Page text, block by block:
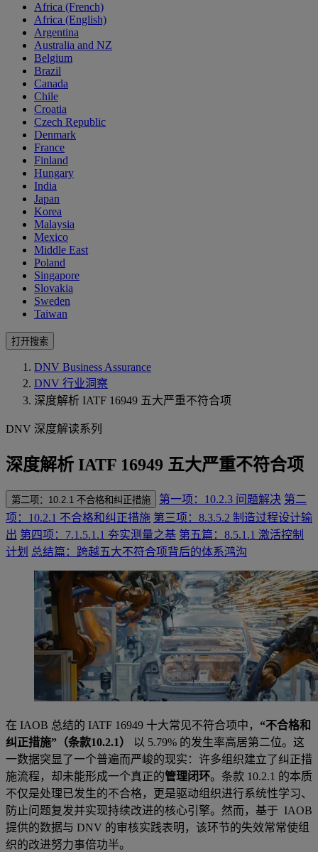
Africa (French)
Africa (English)
Argentina
Australia and NZ
Belgium
Brazil
Canada
Chile
Croatia
Czech Republic
Denmark
France
Finland
Hungary
India
Japan
Korea
Malaysia
Mexico
Middle East
Poland
Singapore
Slovakia
Sweden
Taiwan
打开搜索
DNV Business Assurance
DNV 行业洞察
深度解析 IATF 16949 五大严重不符合项
DNV 深度解读系列
深度解析 IATF 16949 五大严重不符合项
第二项：10.2.1 不合格和纠正措施 第一项：10.2.3 问题解决 第二
项：10.2.1 不合格和纠正措施 第三项：8.3.5.2 制造过程设计输
出 第四项：7.1.5.1.1 夯实测量之基 第五篇：8.5.1.1 激活控制
计划 总结篇：跨越五大不符合项背后的体系鸿沟
在 IAOB 总结的 IATF 16949 十大常见不符合项中， “不合格和
纠正措施”（条款10.2.1）
以 5.79% 的发生率高居第二位。这
一数据突显了一个普遍而严峻的现实：许多组织建立了纠正措
施流程，却未能形成一个真正的管理闭环。条款 10.2.1 的本质
不仅是处理已发生的不合格，更是驱动组织进行系统性学习、
防止问题复发并实现持续改进的核心引擎。然而，基于 IAOB
提供的数据与 DNV 的审核实践表明，该环节的失效常常使组
织的改进努力事倍功半。